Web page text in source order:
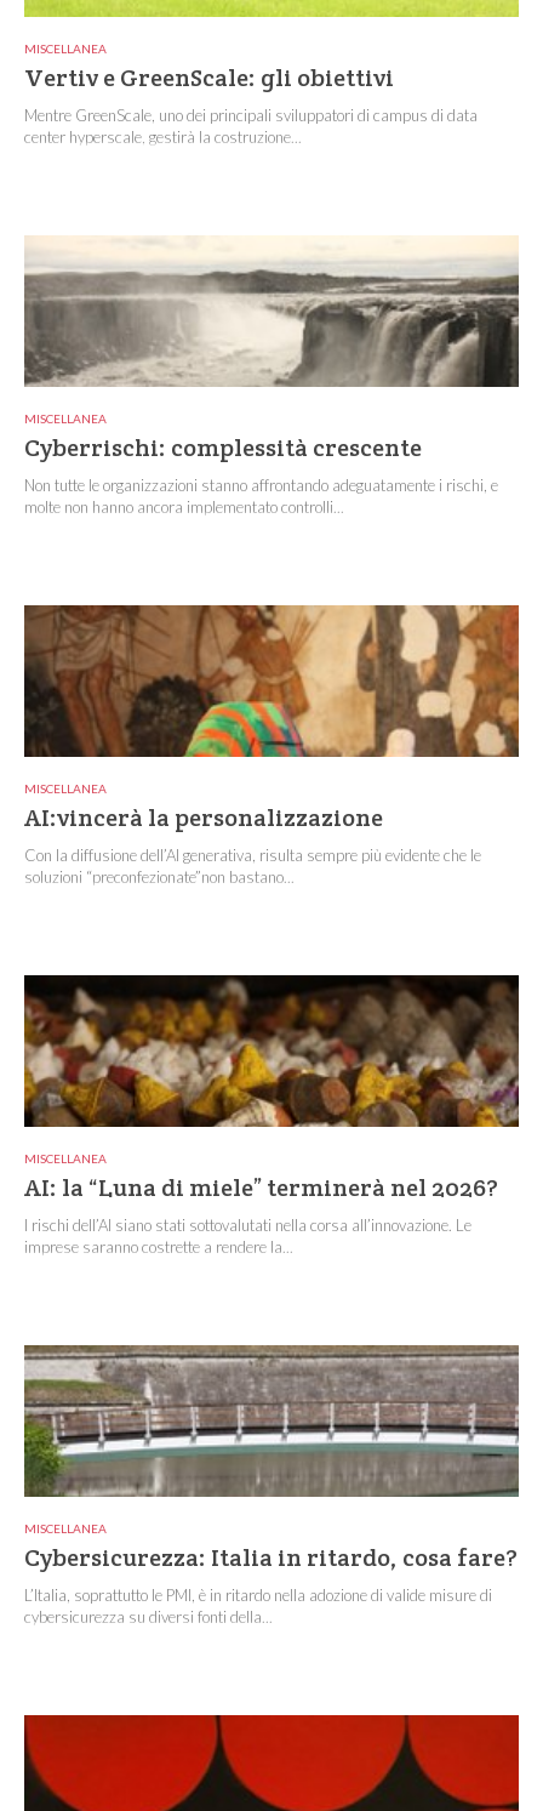
MISCELLANEA
Vertiv e GreenScale: gli obiettivi
Mentre GreenScale, uno dei principali sviluppatori di campus di data
center hyperscale, gestirà la costruzione...
MISCELLANEA
Cyberrischi: complessità crescente
Non tutte le organizzazioni stanno affrontando adeguatamente i rischi, e
molte non hanno ancora implementato controlli...
MISCELLANEA
AI:vincerà la personalizzazione
Con la diffusione dell’AI generativa, risulta sempre più evidente che le
soluzioni “preconfezionate”non bastano...
MISCELLANEA
AI: la “Luna di miele” terminerà nel 2026?
I rischi dell’AI siano stati sottovalutati nella corsa all’innovazione. Le
imprese saranno costrette a rendere la...
MISCELLANEA
Cybersicurezza: Italia in ritardo, cosa fare?
L’Italia, soprattutto le PMI, è in ritardo nella adozione di valide misure di
cybersicurezza su diversi fonti della...